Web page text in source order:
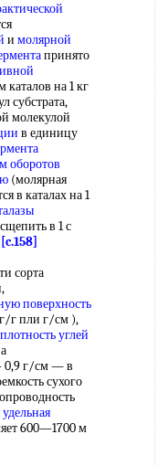
и молярной
принято
каталов на 1 кг
субстрата,
молекулой
в единицу
оборотов
(молярная
в каталах на 1
в 1 с
[c.158]
сорта
поверхность
г пли г/см ),
углей
0,9 г/см — в
сухого
удельная
600—1700 м